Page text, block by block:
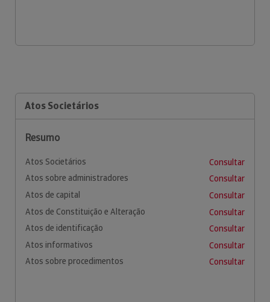
Atos Societários
Resumo
Atos Societários
Consultar
Atos sobre administradores
Consultar
Atos de capital
Consultar
Atos de Constituição e Alteração
Consultar
Atos de identificação
Consultar
Atos informativos
Consultar
Atos sobre procedimentos
Consultar